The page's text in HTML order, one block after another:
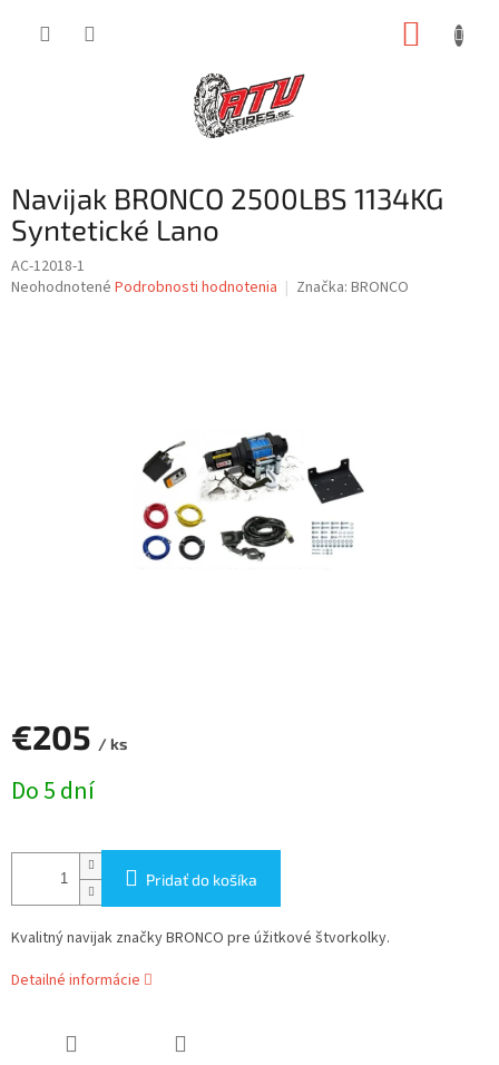
Navijak BRONCO 2500LBS 1134KG
Syntetické Lano
AC-12018-1
Priemerné
Neohodnotené Podrobnosti hodnotenia Značka: BRONCO
€205 / ks
cena:
Do 5 dní
Pridať do košíka
Kvalitný navijak značky BRONCO pre úžitkové štvorkolky.
Detailné informácie